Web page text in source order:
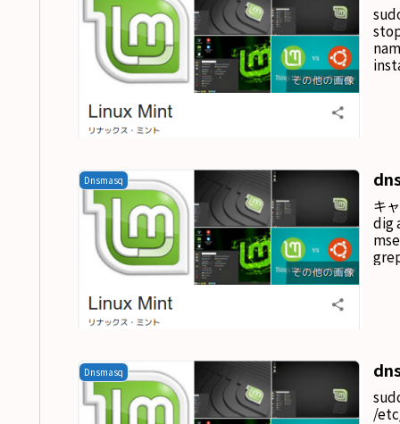
Dnsmasq
キ
dig
Dnsmasq
/